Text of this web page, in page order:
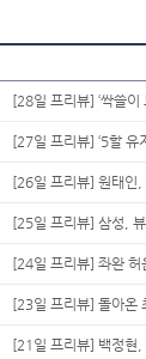
[28일 프리뷰] ‘싹쓸이
[27일 프리뷰] ‘5할 유
[26일 프리뷰] 원태인,
[25일 프리뷰] 삼성,
[24일 프리뷰] 좌완
[23일 프리뷰] 돌아온
[21일 프리뷰] 백정현